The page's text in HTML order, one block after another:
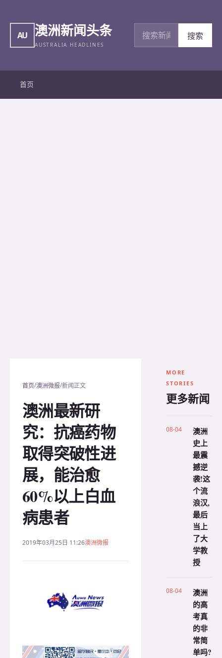
AU 澳洲新闻头条
AUSTRALIA HEADLINES
搜索新闻
搜索
首页
首页/澳洲微报/新闻正文
澳洲最新研
究：抗癌药物
取得突破性进
展，能治愈
60%以上白血
病患者
2019年03月25日 11:26澳洲微报
MORE
STORIES
更多新闻
08-04
澳洲
史上
最震
撼逆
袭!这
个流
浪汉,
最后
当上
了大
学教
授
08-04
澳洲
的高
考真
的非
常简
单吗?